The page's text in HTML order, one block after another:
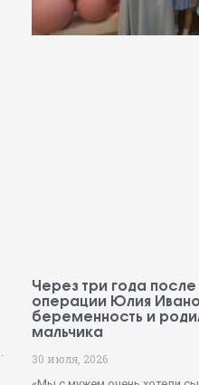
Через три года после
операции Юлия
беременность и
мальчика
30 июля, 2026